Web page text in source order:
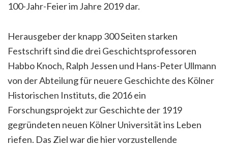
100-Jahr-Feier im Jahre 2019 dar.
Herausgeber der knapp 300 Seiten starken
Festschrift sind die drei Geschichtsprofessoren
Habbo Knoch, Ralph Jessen und Hans-Peter Ullmann
von der Abteilung für neuere Geschichte des Kölner
Historischen Instituts, die 2016 ein
Forschungsprojekt zur Geschichte der 1919
gegründeten neuen Kölner Universität ins Leben
riefen. Das Ziel war die hier vorzustellende